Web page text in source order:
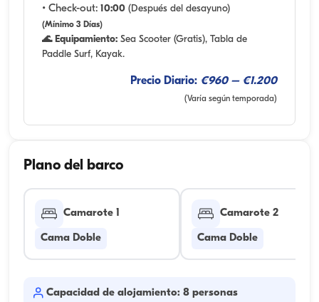
• Check-out: 10:00 (Después del desayuno)
(Mínimo 3 Días)
🌊 Equipamiento: Sea Scooter (Gratis), Tabla de
Paddle Surf, Kayak.
Precio Diario: €960 – €1.200
(Varía según temporada)
Plano del barco
Camarote 1
Cama Doble
Camarote 2
Cama Doble
Capacidad de alojamiento: 8 personas